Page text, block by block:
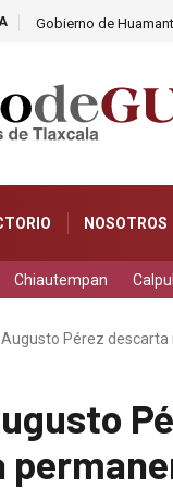
Gobierno de
NOSOTROS
Chiautempan
Pérez